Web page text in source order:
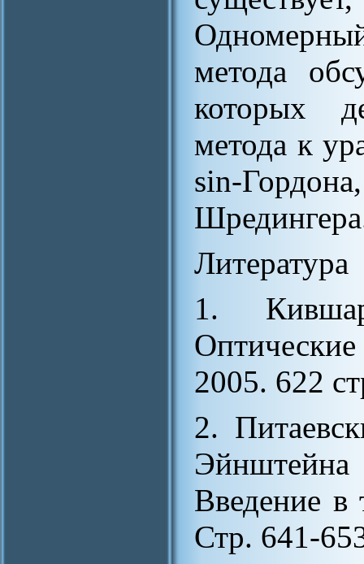
метода
которых
метода к
sin-
Литература
1.
2005. 622
2.
Введение
Стр. 641-